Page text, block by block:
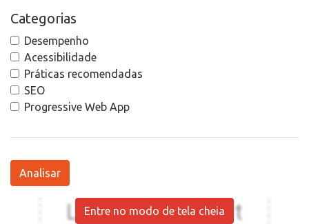
Categorias
Desempenho
Acessibilidade
Práticas recomendadas
SEO
Progressive Web App
Analisar
Entre no modo de tela cheia